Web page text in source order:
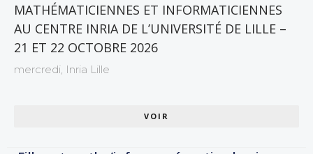
MATHÉMATICIENNES ET INFORMATICIENNES
AU CENTRE INRIA DE L’UNIVERSITÉ DE LILLE –
21 ET 22 OCTOBRE 2026
mercredi, Inria Lille
VOIR